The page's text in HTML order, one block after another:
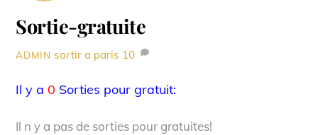
Sortie-gratuite
ADMIN sortir a paris 10
Il y a 0 Sorties pour gratuit:
Il n y a pas de sorties pour gratuites!